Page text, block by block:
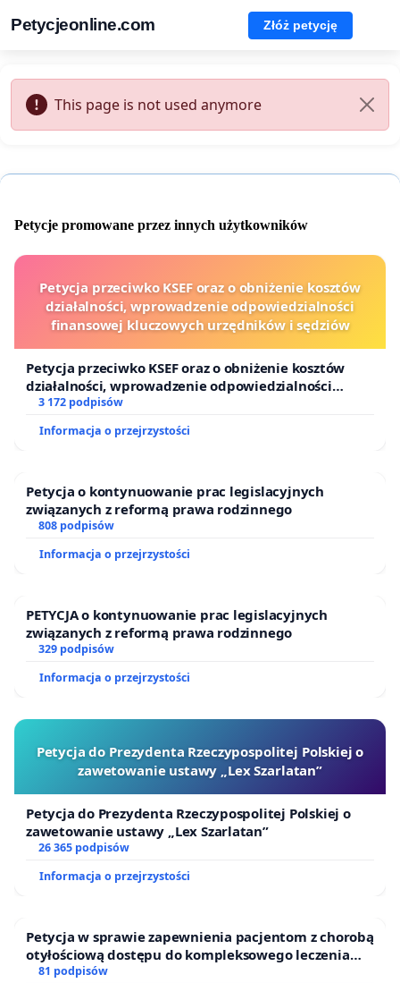
Petycjeonline.com Złóż petycję
This page is not used anymore
Petycje promowane przez innych użytkowników
Petycja przeciwko KSEF oraz o obniżenie kosztów
działalności, wprowadzenie odpowiedzialności
finansowej kluczowych urzędników i sędziów
Petycja przeciwko KSEF oraz o obniżenie kosztów
działalności, wprowadzenie odpowiedzialności
finansowej kluczowych urzędników i sędziów
3 172 podpisów
Informacja o przejrzystości
Petycja o kontynuowanie prac legislacyjnych
związanych z reformą prawa rodzinnego
808 podpisów
Informacja o przejrzystości
PETYCJA o kontynuowanie prac legislacyjnych
związanych z reformą prawa rodzinnego
329 podpisów
Informacja o przejrzystości
Petycja do Prezydenta Rzeczypospolitej Polskiej o
zawetowanie ustawy „Lex Szarlatan”
Petycja do Prezydenta Rzeczypospolitej Polskiej o
zawetowanie ustawy „Lex Szarlatan”
26 365 podpisów
Informacja o przejrzystości
Petycja w sprawie zapewnienia pacjentom z chorobą
otyłościową dostępu do kompleksowego leczenia
oraz programów profilaktycznych.
81 podpisów